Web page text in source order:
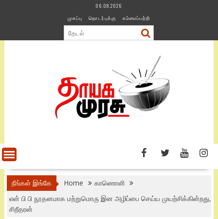
06.08.2026
முகப்பு
தொடர்புக்கு எம்மைப்பற்றி
நீங்கள் இங்கே Home
காணொளி
என் பி பி நூதனமாக மற்றுமொரு இன அழிப்பை செய்ய முயற்சிக்கின்றது,
சிறீதரன்